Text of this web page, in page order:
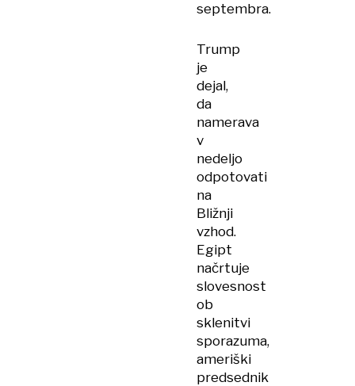
septembra.
Trump
je
dejal,
da
namerava
v
nedeljo
odpotovati
na
Bližnji
vzhod.
Egipt
načrtuje
slovesnost
ob
sklenitvi
sporazuma,
ameriški
predsednik